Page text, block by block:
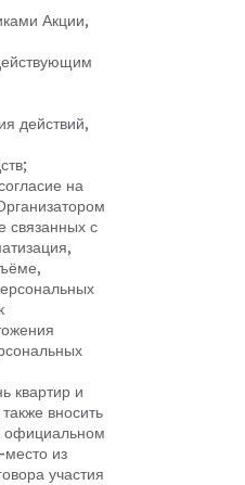
Акции,
действий,
на
связанных с
квартир и
вносить
официальном
из
участия